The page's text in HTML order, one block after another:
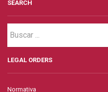
SEARCH
LEGAL ORDERS
Normativa